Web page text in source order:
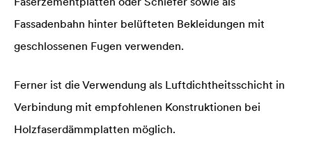
Fassadenbahn hinter belüfteten Bekleidungen mit
geschlossenen Fugen verwenden.
Ferner ist die Verwendung als Luftdichtheitsschicht in
Verbindung mit empfohlenen Konstruktionen bei
Holzfaserdämmplatten möglich.